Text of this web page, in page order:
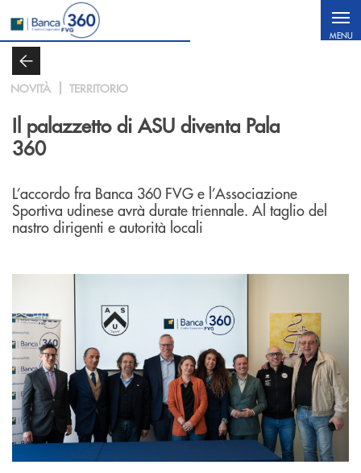
Salta al contenuto principale
MENU
NOVITÀ TERRITORIO
Il palazzetto di ASU diventa Pala
360
L’accordo fra Banca 360 FVG e l’Associazione
Sportiva udinese avrà durate triennale. Al taglio del
nastro dirigenti e autorità locali